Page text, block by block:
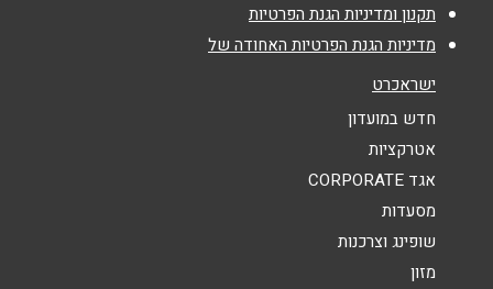
נושא*
אנא חזרו אלי בקשר ל...
תקנון ומדיניות הגנת הפרטיות
מדיניות הגנת הפרטיות האחודה של
ישראכרט
חדש במועדון
אטרקציות
אגד CORPORATE
מסעדות
שופינג וצרכנות
מזון